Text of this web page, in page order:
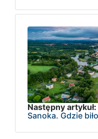
Następny artykuł:
Sanoka. Gdzie